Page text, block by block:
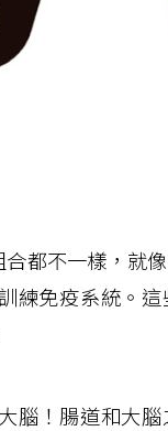
都不一樣，就
練免疫系統。
腦！腸道和大